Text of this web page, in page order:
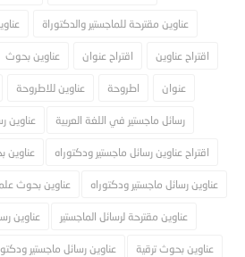
عناوين مقترحة للماجستير والدكتوراة
اقتراح عناوين اقتراح عنوان عناوين بحوث
عنوان اطروحة عناوين للاطروحة
رسائل ماجستير في اللغة العربية عناوين
اقتراح عناوين رسائل ماجستير ودكتوراه عناوين
عناوين رسائل ماجستير ودكتوراه عناوين بحوث
عناوين مقترحة لرسائل الماجستير عناوين
عناوين بحوث ترقية عناوين رسائل ماجستير